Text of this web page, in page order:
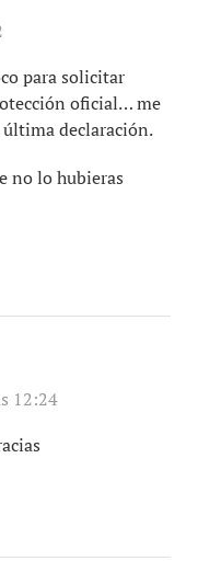
para solicitar
oficial… me
declaración.
no lo hubieras
12:24